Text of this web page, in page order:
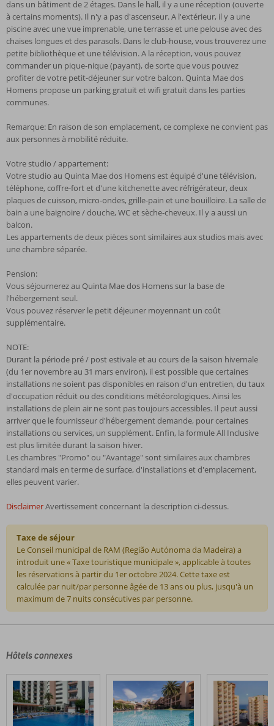
dans un bâtiment de 2 étages. Dans le hall, il y a une réception (ouverte
à certains moments). Il n'y a pas d'ascenseur. A l'extérieur, il y a une
piscine avec une vue imprenable, une terrasse et une pelouse avec des
chaises longues et des parasols. Dans le club-house, vous trouverez une
petite bibliothèque et une télévision. A la réception, vous pouvez
commander un pique-nique (payant), de sorte que vous pouvez
profiter de votre petit-déjeuner sur votre balcon. Quinta Mae dos
Homens propose un parking gratuit et wifi gratuit dans les parties
communes.
Remarque: En raison de son emplacement, ce complexe ne convient pas
aux personnes à mobilité réduite.
Votre studio / appartement:
Votre studio au Quinta Mae dos Homens est équipé d'une télévision,
téléphone, coffre-fort et d'une kitchenette avec réfrigérateur, deux
plaques de cuisson, micro-ondes, grille-pain et une bouilloire. La salle de
bain a une baignoire / douche, WC et sèche-cheveux. Il y a aussi un
balcon.
Les appartements de deux pièces sont similaires aux studios mais avec
une chambre séparée.
Pension:
Vous séjournerez au Quinta Mae dos Homens sur la base de
l'hébergement seul.
Vous pouvez réserver le petit déjeuner moyennant un coût
supplémentaire.
NOTE:
Durant la période pré / post estivale et au cours de la saison hivernale
(du 1er novembre au 31 mars environ), il est possible que certaines
installations ne soient pas disponibles en raison d'un entretien, du taux
d'occupation réduit ou des conditions météorologiques. Ainsi les
installations de plein air ne sont pas toujours accessibles. Il peut aussi
arriver que le fournisseur d'hébergement demande, pour certaines
installations ou services, un supplément. Enfin, la formule All Inclusive
est plus limitée durant la saison hiver.
Les chambres "Promo" ou "Avantage" sont similaires aux chambres
standard mais en terme de surface, d'installations et d'emplacement,
elles peuvent varier.
DisclaimerAvertissement concernant la description ci-dessus.
Taxe de séjour
Le Conseil municipal de RAM (Região Autónoma da Madeira) a
introduit une « Taxe touristique municipale », applicable à toutes
les réservations à partir du 1er octobre 2024. Cette taxe est
calculée par nuit/par personne âgée de 13 ans ou plus, jusqu'à un
maximum de 7 nuits consécutives par personne.
écrits
nos
clients
après
leur
Hôtels connexes